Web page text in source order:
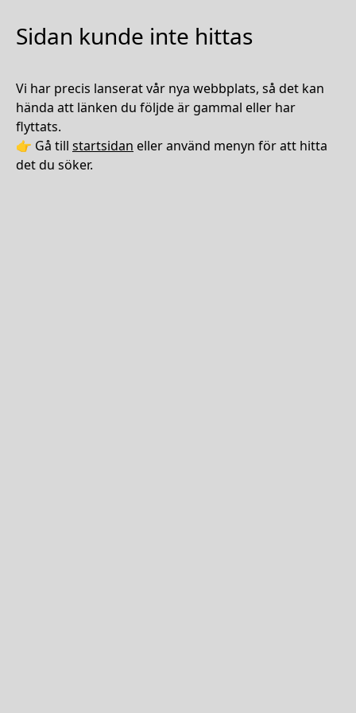
Sidan kunde inte hittas
Vi har precis lanserat vår nya webbplats, så det kan
hända att länken du följde är gammal eller har
flyttats.
👉 Gå till startsidan eller använd menyn för att hitta
det du söker.